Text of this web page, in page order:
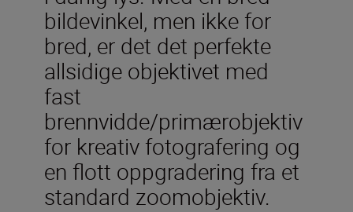
bildevinkel, men ikke for
bred, er det det perfekte
allsidige objektivet med
fast
brennvidde/primærobjektiv
for kreativ fotografering og
en flott oppgradering fra et
standard zoomobjektiv.